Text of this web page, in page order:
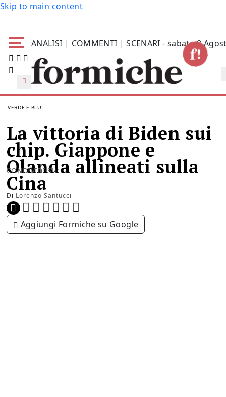
Skip to main content
ANALISI | COMMENTI | SCENARI - sabato 8
VERDE E BLU
La vittoria di Biden sui
chip. Giappone e
Olanda allineati sulla
Cina
Di Lorenzo Santucci
CONDIVIDI SU:
Aggiungi Formiche su Google